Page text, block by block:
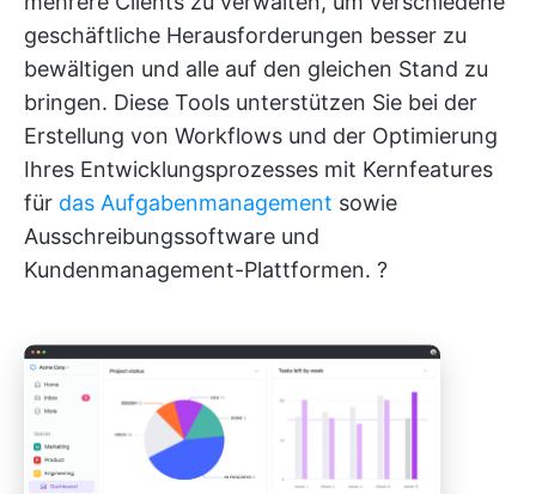
geschäftliche Herausforderungen besser zu
bewältigen und alle auf den gleichen Stand zu
bringen. Diese Tools unterstützen Sie bei der
Erstellung von Workflows und der Optimierung
Ihres Entwicklungsprozesses mit Kernfeatures
für das Aufgabenmanagement sowie
Ausschreibungssoftware und
Kundenmanagement-Plattformen. ?